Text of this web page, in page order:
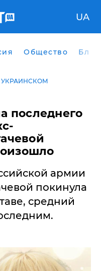
UA
Общество
УКРАИНСКОМ
последнего
армии
покинула
средний